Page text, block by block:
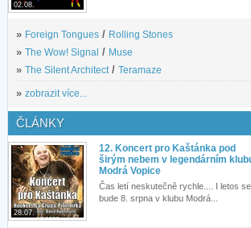
02.08.
» Foreign Tongues / Rolling Stones
» The Wow! Signal / Muse
» The Silent Architect/ Teramaze
» zobrazit více...
ČLÁNKY
28.07.
12. Koncert pro Kaštánka pod
širým nebem v legendárním
Modrá Vopice
Čas letí neskutečně rychle.... I letos se
bude 8. srpna v klubu Modrá...